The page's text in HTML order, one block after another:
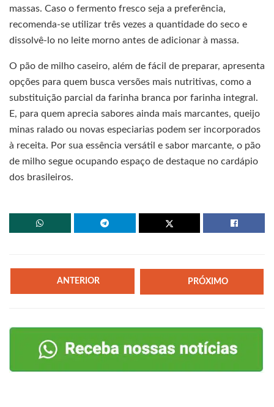
massas. Caso o fermento fresco seja a preferência,
recomenda-se utilizar três vezes a quantidade do seco e
dissolvê-lo no leite morno antes de adicionar à massa.
O pão de milho caseiro, além de fácil de preparar, apresenta
opções para quem busca versões mais nutritivas, como a
substituição parcial da farinha branca por farinha integral.
E, para quem aprecia sabores ainda mais marcantes, queijo
minas ralado ou novas especiarias podem ser incorporados
à receita. Por sua essência versátil e sabor marcante, o pão
de milho segue ocupando espaço de destaque no cardápio
dos brasileiros.
ANTERIOR PRÓXIMO